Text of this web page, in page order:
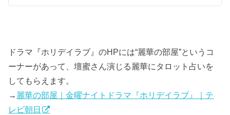
ドラマ『ホリデイラブ』のHPには“麗華の部屋”というコ
ーナーがあって、壇蜜さん演じる麗華にタロット占いを
してもらえます。
→ 麗華の部屋｜金曜ナイトドラマ『ホリデイラブ』｜テ
レビ朝日